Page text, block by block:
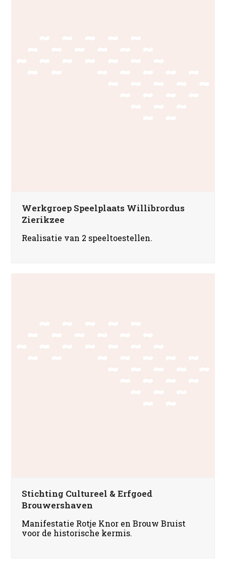
Werkgroep Speelplaats Willibrordus
Zierikzee
Realisatie van 2 speeltoestellen.
Stichting Cultureel & Erfgoed
Brouwershaven
Manifestatie Rotje Knor en Brouw Bruist
voor de historische kermis.